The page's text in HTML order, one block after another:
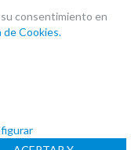
consentimiento en
de Cookies.